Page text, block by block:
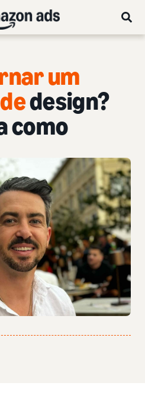
um
design?
como